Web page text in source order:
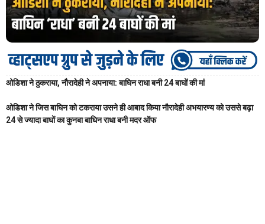
ओडिशा ने ठुकराया, नौरादेही ने अपनाया: बाघिन राधा बनी 24 बाघों की मां
ओडिशा ने जिस बाघिन को टकराया उसने ही आबाद किया नौरादेही अभयारण्य को उससे बढ़ा
24 से ज्यादा बाघों का कुनबा बाघिन राधा बनी मदर ऑफ